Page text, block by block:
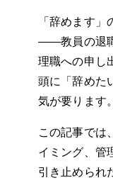
「辞めます
——教員の退
理職への申し
頭に「辞めた
気が要ります。
この記事では
イミング、管
引き止められ